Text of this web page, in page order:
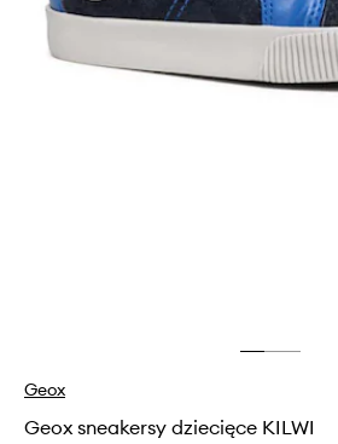
Geox
Geox sneakersy dziecięce KILWI